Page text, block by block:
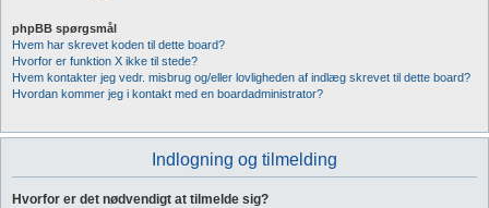
phpBB spørgsmål
Hvem har skrevet koden til dette board?
Hvorfor er funktion X ikke til stede?
Hvem kontakter jeg vedr. misbrug og/eller lovligheden af indlæg skrevet til dette board?
Hvordan kommer jeg i kontakt med en boardadministrator?
Indlogning og tilmelding
Hvorfor er det nødvendigt at tilmelde sig?